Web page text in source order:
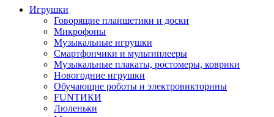
Игрушки
Говорящие планшетики и доски
Микрофоны
Музыкальные игрушки
Смартфончики и мультиплееры
Музыкальные плакаты, ростомеры, коврики
Новогодние игрушки
Обучающие роботы и электровикторины
FUNТИКИ
Люленьки